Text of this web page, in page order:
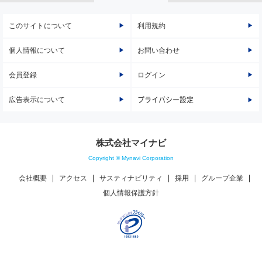
このサイトについて 利用規約
個人情報について お問い合わせ
会員登録 ログイン
広告表示について プライバシー設定
株式会社マイナビ
Copyright © Mynavi Corporation
会社概要 アクセス サスティナビリティ 採用
グループ企業
個人情報保護方針